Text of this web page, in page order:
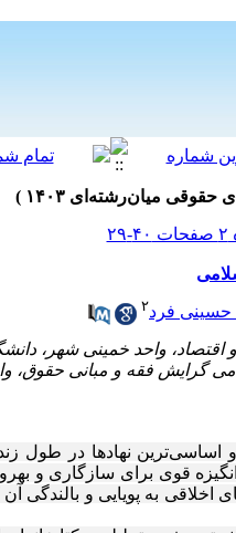
حسینی فرد۲
و اساسی‌ترین نهادها در طول
قوی برای سازگاری و
اخلاقی به پویایی و بالندگی